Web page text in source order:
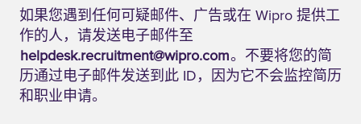
如果您遇到任何可疑邮件、广告或在 Wipro 提供工
作的人，请发送电子邮件至
helpdesk.recruitment@wipro.com。不要将您的简
历通过电子邮件发送到此 ID，因为它不会监控简历
和职业申请。